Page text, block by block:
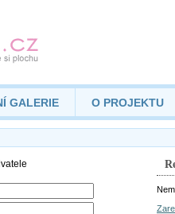
GALERIE O PROJEKTU